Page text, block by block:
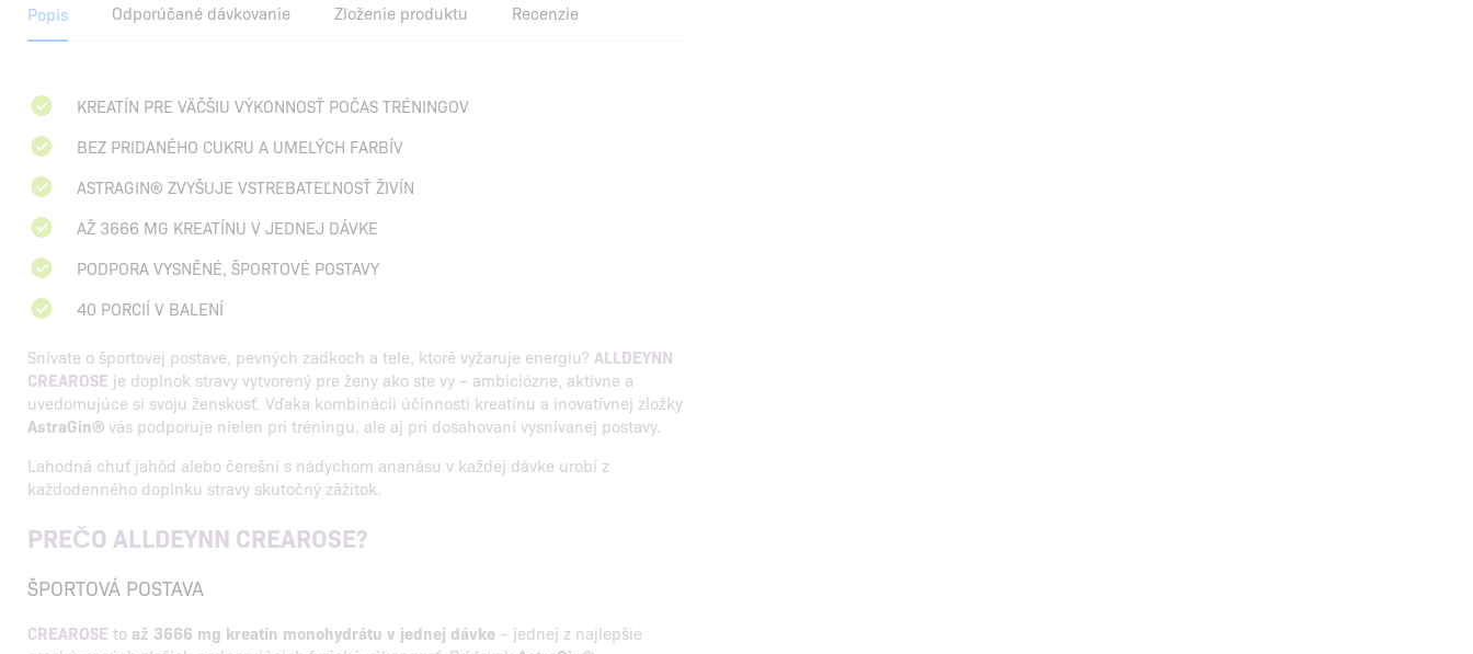
Popis Odporúčané dávkovanie Zloženie produktu Recenzie
KREATÍN PRE VÄČŠIU VÝKONNOSŤ POČAS TRÉNINGOV
BEZ PRIDANÉHO CUKRU A UMELÝCH FARBÍV
ASTRAGIN® ZVYŠUJE VSTREBATEĽNOSŤ ŽIVÍN
AŽ 3666 MG KREATÍNU V JEDNEJ DÁVKE
PODPORA VYSNĚNÉ, ŠPORTOVÉ POSTAVY
40 PORCIÍ V BALENÍ
Snívate o športovej postave, pevných zadkoch a tele, ktoré vyžaruje energiu? ALLDEYNN
CREAROSE je doplnok stravy vytvorený pre ženy ako ste vy – ambiciózne, aktívne a
uvedomujúce si svoju ženskosť. Vďaka kombinácii účinnosti kreatínu a inovatívnej zložky
AstraGin®vás podporuje nielen pri tréningu, ale aj pri dosahovaní vysnívanej postavy.
Lahodná chuť jahôd alebo čerešní s nádychom ananásu v každej dávke urobí z
každodenného doplnku stravy skutočný zážitok.
PREČO ALLDEYNN CREAROSE?
ŠPORTOVÁ POSTAVA
CREAROSE to až 3666 mg kreatín monohydrátu v jednej dávke– jednej z najlepšie